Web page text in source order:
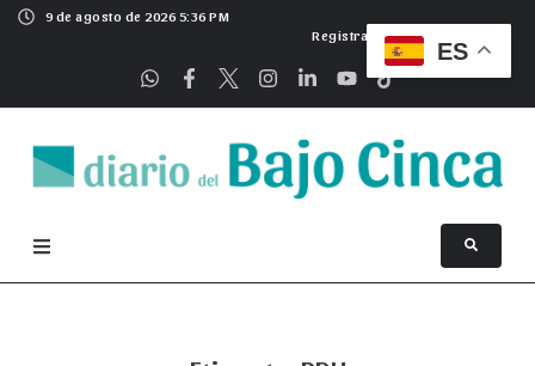
9 de agosto de 2026 5:36 PM
Registrarse
ES